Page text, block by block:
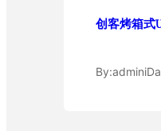
创客烤箱式
By:admini